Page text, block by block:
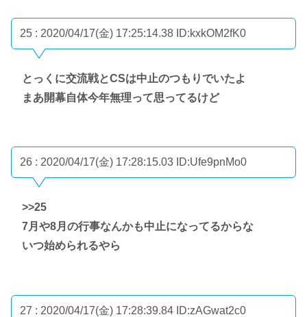
25 : 2020/04/17(金) 17:25:14.38 ID:kxkOM2fK0
とっくに交流戦とCSは中止のつもりでいたよ
まあ開幕自体今年無理って思ってるけど
26 : 2020/04/17(金) 17:28:15.03 ID:Ufe9pnMo0
>>25
7月や8月の行事なんかも中止になってるからな
いつ始められるやら
27 : 2020/04/17(金) 17:28:39.84 ID:zAGwat2c0